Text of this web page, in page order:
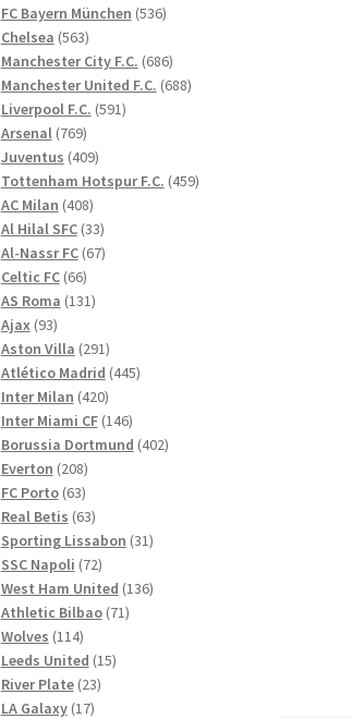
FC Bayern München 536536
Chelsea 563563
produkter
Manchester City F.C. 686686
produkter
Manchester United F.C. 688688
Liverpool F.C. 591591
Arsenal 769769
produkter
Juventus 409409
produkter
Tottenham Hotspur F.C. 459459
AC Milan 408408
produkter
Al Hilal SFC 3333
produkter
Al-Nassr FC 6767
Celtic FC 6666
produkter
AS Roma 131131
Ajax 9393
produkter
Aston Villa 291291
produkter
Atlético Madrid 445445
Inter Milan 420420
produkter
Inter Miami CF 146146
produkter
Borussia Dortmund 402402
Everton 208208
produkter
FC Porto 6363
produkter
Real Betis 6363
produkter
Sporting Lissabon 3131
SSC Napoli 7272
produkter
West Ham United 136136
Athletic Bilbao 7171
Wolves 114114
produkter
Leeds United 1515
River Plate 2323
LA Galaxy 1717